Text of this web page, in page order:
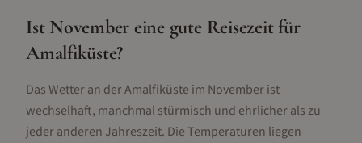
Ist November eine gute Reisezeit für
Amalfiküste?
Das Wetter an der Amalfiküste im November ist
wechselhaft, manchmal stürmisch und ehrlicher als zu
jeder anderen Jahreszeit. Die Temperaturen liegen